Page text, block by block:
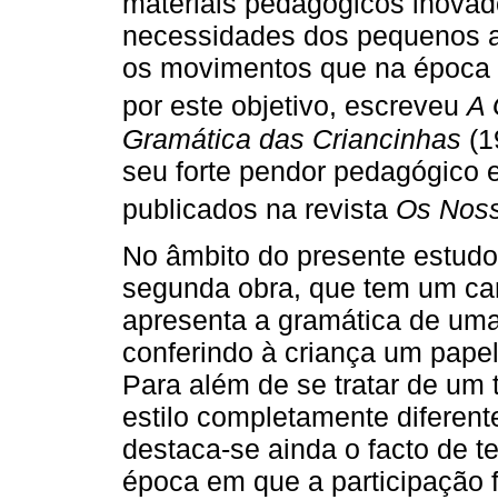
necessidades dos pequenos
os movimentos que na
por este objetivo, escreveuA
Gramática das Criancinhas
seu forte pendor pedagógico
publicados na revista Os
No âmbito do presente
segunda obra, que tem um
apresenta a gramática de
conferindo à criança um
Para além de se tratar de
estilo completamente
destaca-se ainda o facto de
época em que a